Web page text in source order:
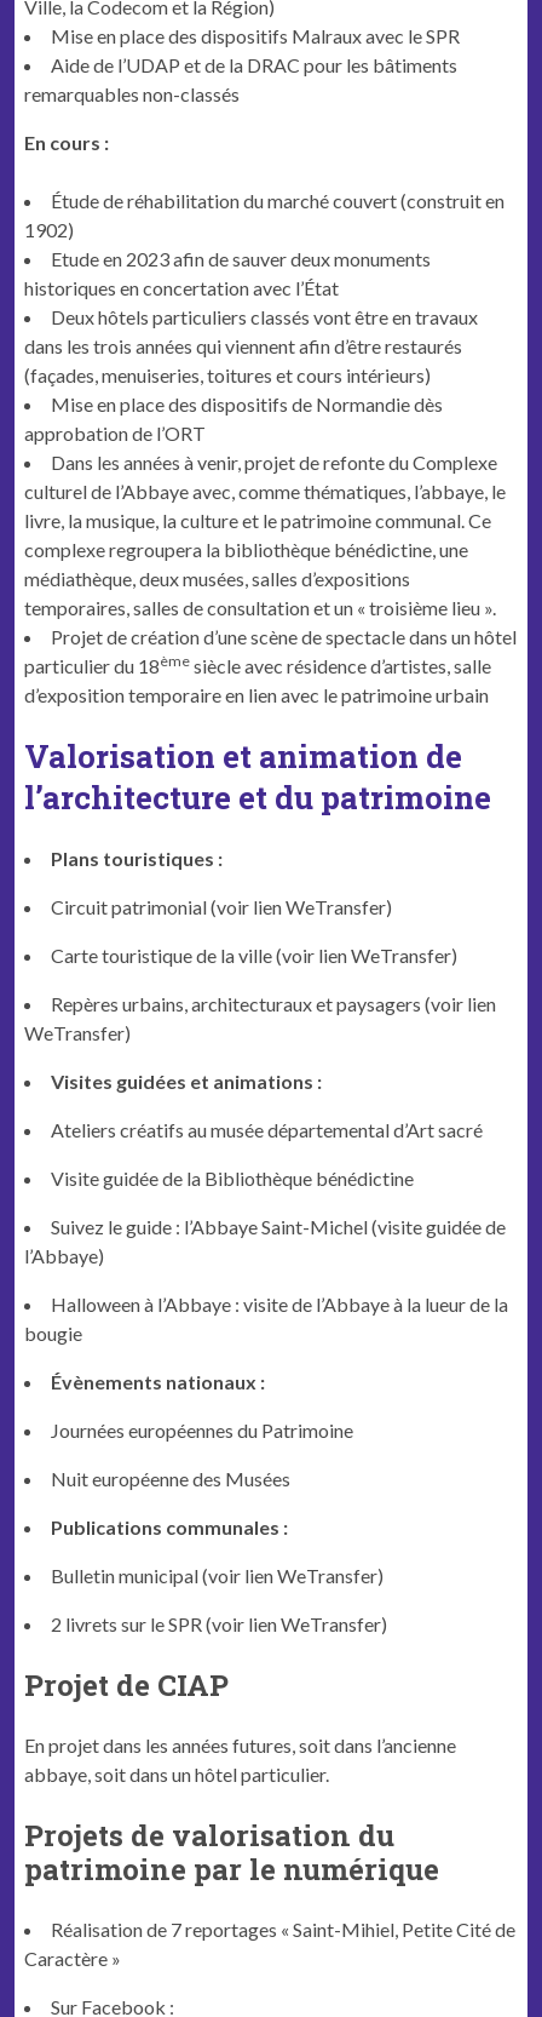
Ville, la Codecom et la Région)
Mise en place des dispositifs Malraux avec le SPR
Aide de l’UDAP et de la DRAC pour les bâtiments
remarquables non-classés
En cours :
Étude de réhabilitation du marché couvert (construit en
1902)
Etude en 2023 afin de sauver deux monuments
historiques en concertation avec l’État
Deux hôtels particuliers classés vont être en travaux
dans les trois années qui viennent afin d’être restaurés
(façades, menuiseries, toitures et cours intérieurs)
Mise en place des dispositifs de Normandie dès
approbation de l’ORT
Dans les années à venir, projet de refonte du Complexe
culturel de l’Abbaye avec, comme thématiques, l’abbaye, le
livre, la musique, la culture et le patrimoine communal. Ce
complexe regroupera la bibliothèque bénédictine, une
médiathèque, deux musées, salles d’expositions
temporaires, salles de consultation et un « troisième lieu ».
Projet de création d’une scène de spectacle dans un hôtel
particulier du 18ème siècle avec résidence d’artistes, salle
d’exposition temporaire en lien avec le patrimoine urbain
Valorisation et animation de
l’architecture et du patrimoine
Plans touristiques :
Circuit patrimonial (voir lien WeTransfer)
Carte touristique de la ville (voir lien WeTransfer)
Repères urbains, architecturaux et paysagers (voir lien
WeTransfer)
Visites guidées et animations :
Ateliers créatifs au musée départemental d’Art sacré
Visite guidée de la Bibliothèque bénédictine
Suivez le guide : l’Abbaye Saint-Michel (visite guidée de
l’Abbaye)
Halloween à l’Abbaye : visite de l’Abbaye à la lueur de la
bougie
Évènements nationaux :
Journées européennes du Patrimoine
Nuit européenne des Musées
Publications communales :
Bulletin municipal (voir lien WeTransfer)
2 livrets sur le SPR (voir lien WeTransfer)
Projet de CIAP
En projet dans les années futures, soit dans l’ancienne
abbaye, soit dans un hôtel particulier.
Projets de valorisation du
patrimoine par le numérique
Réalisation de 7 reportages « Saint-Mihiel, Petite Cité de
Caractère »
Sur Facebook :